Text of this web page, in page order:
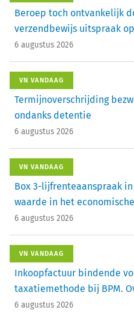
Beroep toch ontvankelijk
verzendbewijs uitspraak
6 augustus 2026
VN VANDAAG
Termijnoverschrijding
ondanks detentie
6 augustus 2026
VN VANDAAG
Box 3-lijfrenteaanspraak
waarde in het
6 augustus 2026
VN VANDAAG
Inkoopfactuur bindende
taxatiemethode bij BPM.
6 augustus 2026